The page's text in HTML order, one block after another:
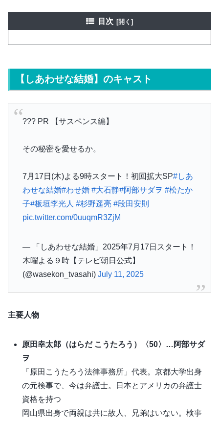
目次
【しあわせな結婚】のキャスト
??? PR 【サスペンス編】
その秘密を愛せるか。
7月17日(木)よる9時スタート！初回拡大SP#しあ
わせな結婚#わせ婚 #大石静#阿部サダヲ #松たか
子#板垣李光人 #杉野遥亮 #段田安則
pic.twitter.com/0uuqmR3ZjM
— 「しあわせな結婚」2025年7月17日スタート！
木曜よる９時【テレビ朝日公式】
(@wasekon_tvasahi) July 11, 2025
主要人物
原田幸太郎（はらだ こうたろう）〈50〉…阿部サダ
ヲ
「原田こうたろう法律事務所」代表。京都大学出身
の元検事で、今は弁護士。日本とアメリカの弁護士
資格を持つ
岡山県出身で両親は共に故人、兄弟はいない。検事